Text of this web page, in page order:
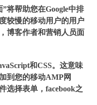
将帮助您在Google中排
较慢的移动用户的用户
博客作者和营销人员面
和CSS。这意味
到您的移动AMP网
选择表单，facebook之